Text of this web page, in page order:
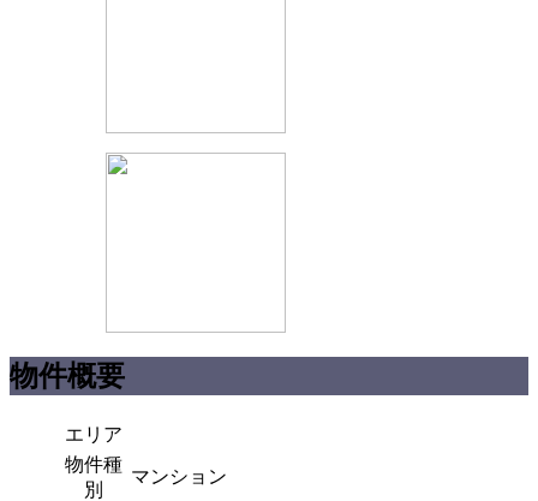
物件概要
エリア
物件種
別
マンション